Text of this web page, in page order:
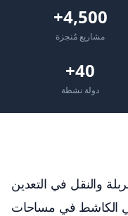
4,500+
مشاريع مُنجزة
40+
دولة نشطة
والنقل في التعدين
الكاشط في مساحات